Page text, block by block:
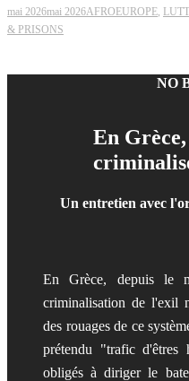
mai 2026mai 2026AFROEUROPE,
& PRISONS
NO
En
Un entretien avec
En Grèce, depuis le
criminalisation de l'exil
des rouages de ce
prétendu "trafic d'êtres
obligés à diriger le